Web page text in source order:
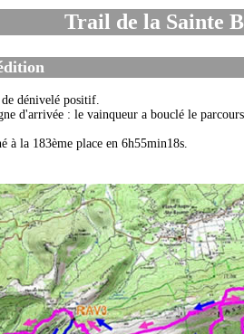
Trail de la Sainte
dénivelé positif.
d'arrivée : le vainqueur a bouclé le
à la 183ème place en 6h55min18s.